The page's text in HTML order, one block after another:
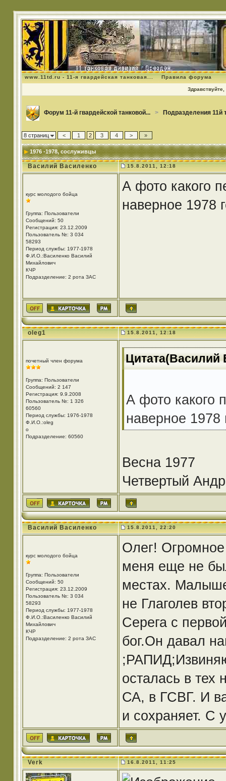
www.11td.ru - 11-я гвардейская танковая... Правила форума
Здравствуйте,
Форум 11-й гвардейской танковой... > Подразделения 11й
8 страниц < 1 2 3 4 > »
1976 -1978, сослуживцы
Василий Василенко 15.8.2011, 12:18
курс молодого бойца
Группа: Пользователи
Сообщений: 50
Регистрация: 23.12.2009
Пользователь №: 3 034
58293
Период службы: 1977-1978
Ф.И.О.:Василенко Василий
Михайлович
КЧР
Подразделение: 2 рота ЗАС
А фото какого
наверное 1978
oleg1 15.8.2011, 12:18
почетный член форума
Группа: Пользователи
Сообщений: 2 147
Регистрация: 9.9.2008
Пользователь №: 1 326
60560
Период службы: 1976-1978
Ф.И.О.:oleg
o
Подразделение: 60560
Цитата(Василий
А фото какого
наверное 1978
Весна 1977
Четвертый
Василий Василенко 15.8.2011, 22:20
курс молодого бойца
Группа: Пользователи
Сообщений: 50
Регистрация: 23.12.2009
Пользователь №: 3 034
58293
Период службы: 1977-1978
Ф.И.О.:Василенко Василий
Михайлович
КЧР
Подразделение: 2 рота ЗАС
Олег!
меня еще не
местах.
не Глаголев
Серега с
бог.Он давал
осталась в тех
СА, в ГСВГ. И
и сохраняет. С
Verk 16.8.2011, 11:25